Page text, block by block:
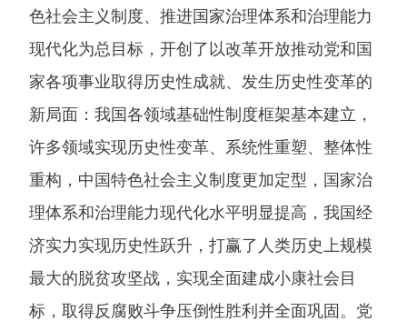
色社会主义制度、推进国家治理体系和治理能力
现代化为总目标，开创了以改革开放推动党和国
家各项事业取得历史性成就、发生历史性变革的
新局面：我国各领域基础性制度框架基本建立，
许多领域实现历史性变革、系统性重塑、整体性
重构，中国特色社会主义制度更加定型，国家治
理体系和治理能力现代化水平明显提高，我国经
济实力实现历史性跃升，打赢了人类历史上规模
最大的脱贫攻坚战，实现全面建成小康社会目
标，取得反腐败斗争压倒性胜利并全面巩固。党